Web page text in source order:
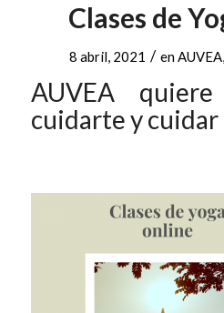
Clases de
8 abril, 2021 / enAUVEA,
AUVEA
cuidarte y